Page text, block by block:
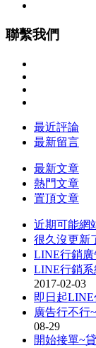
聯繫我們
最近評論
最新留言
最新文章
熱門文章
置頂文章
近期可能網
很久沒更新
LINE行銷
LINE行銷
2017-02-03
即日起
廣告行不行
08-29
開始接單~